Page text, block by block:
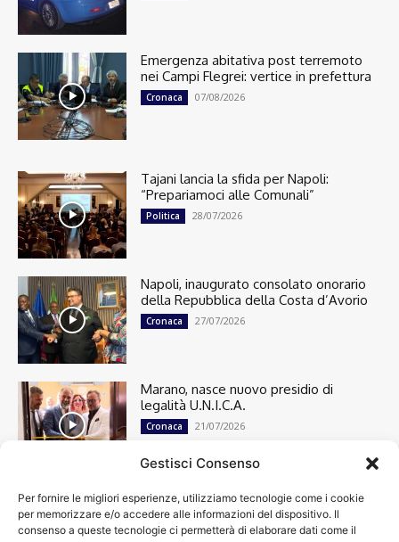
Gestisci Consenso
Per fornire le migliori esperienze, utilizziamo tecnologie come i cookie
per memorizzare e/o accedere alle informazioni del dispositivo. Il
consenso a queste tecnologie ci permetterà di elaborare dati come il
Emergenza abitativa post terremoto
nei Campi Flegrei: vertice in prefettura
Cronaca 07/08/2026
Tajani lancia la sfida per Napoli:
“Prepariamoci alle Comunali”
Politica 28/07/2026
Napoli, inaugurato consolato onorario
della Repubblica della Costa d’Avorio
Cronaca 27/07/2026
Marano, nasce nuovo presidio di
legalità U.N.I.C.A.
Cronaca 21/07/2026
Cronaca
13501
Attualità
7305